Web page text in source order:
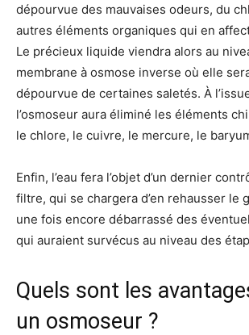
dépourvue des mauvaises odeurs, du
autres éléments organiques qui en
Le précieux liquide viendra alors au
membrane à osmose inverse où elle
dépourvue de certaines saletés. À
l’osmoseur aura éliminé les éléments
le chlore, le cuivre, le mercure, le
Enfin, l’eau fera l’objet d’un dernier
filtre, qui se chargera d’en rehausser le
une fois encore débarrassé des
qui auraient survécus au niveau des
Quels sont les
un osmoseur ?